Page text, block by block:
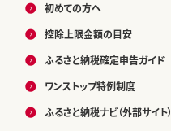
初めての方へ
控除上限金額の目安
ふるさと納税確定申告ガイド
ワンストップ特例制度
ふるさと納税ナビ（外部サイト）